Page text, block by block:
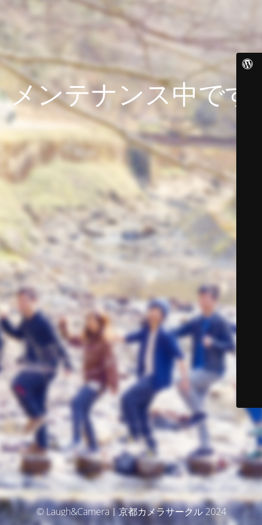
メンテナンス中です
© Laugh&Camera｜京都カメラサークル 2024